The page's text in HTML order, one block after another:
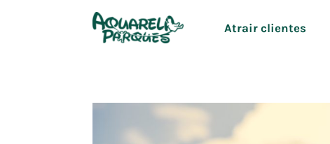
Atrair clientes